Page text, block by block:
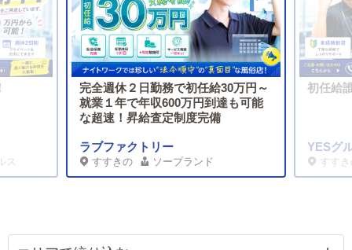
ス
完全週休２日勤務で初任給30万円～
就業１年で年収600万円到達も可能
な超速！昇給査定制度完備
ラブファクトリー
すすきの ソープランド
初任給
YESグ
すす